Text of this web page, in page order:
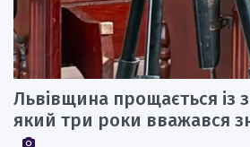
Львівщина прощається із
який три роки вважався